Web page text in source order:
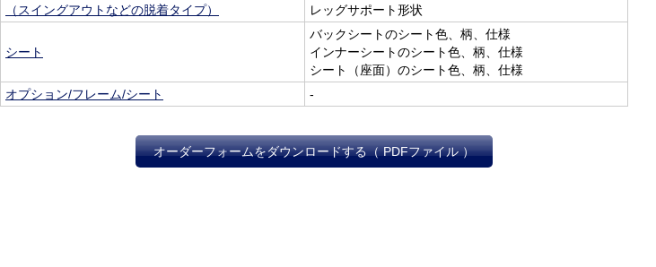
（スイングアウトなどの脱着タイプ）
レッグサポート形状
シート
バックシートのシート色、柄、仕様
インナーシートのシート色、柄、仕様
シート（座面）のシート色、柄、仕様
オプション/フレーム/シート
-
オーダーフォームをダウンロードする（ PDFファイル ）